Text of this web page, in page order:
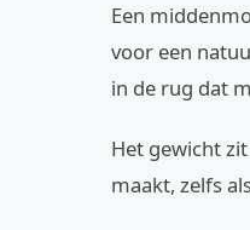
Een
voor een
in de rug dat
Het gewicht
maakt, zelfs